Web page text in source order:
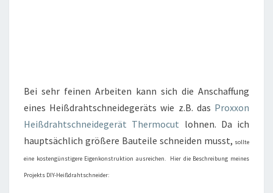
Bei sehr feinen Arbeiten kann sich die Anschaffung
eines Heißdrahtschneidegeräts wie z.B. das Proxxon
Heißdrahtschneidegerät Thermocut lohnen. Da ich
hauptsächlich größere Bauteile schneiden musst, sollte
eine kostengünstigere Eigenkonstruktion ausreichen. Hier die Beschreibung meines
Projekts DIY-Heißdrahtschneider: